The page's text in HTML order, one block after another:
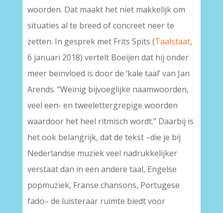
woorden. Dat maakt het niet makkelijk om
situaties al te breed of concreet neer te
zetten. In gesprek met Frits Spits (Taalstaat,
6 januari 2018) vertelt Boeijen dat hij onder
meer beïnvloed is door de ‘kale taal’ van Jan
Arends. “Weinig bijvoeglijke naamwoorden,
veel een- en tweelettergrepige woorden
waardoor het heel ritmisch wordt.” Daarbij is
het ook belangrijk, dat de tekst –die je bij
Nederlandse muziek veel nadrukkelijker
verstaat dan in een andere taal, Engelse
popmuziek, Franse chansons, Portugese
fado– de luisteraar ruimte biedt voor